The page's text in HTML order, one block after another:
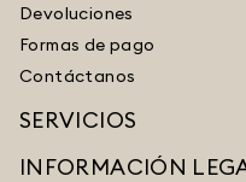
Devoluciones
Formas de pago
Contáctanos
SERVICIOS
INFORMACIÓN